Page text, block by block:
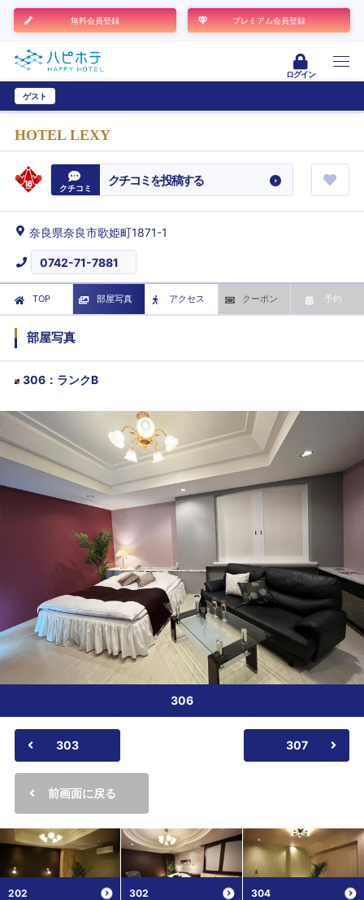
無料会員登録 プレミアム会員登録
ログイン
ゲスト
HOTEL LEXY
クチコミ クチコミを投稿する
奈良県奈良市歌姫町1871-1
0742-71-7881
TOP 部屋写真 アクセス クーポン 予約
部屋写真
306 ： ランクB
306
303 307
前画面に戻る
202 302 304